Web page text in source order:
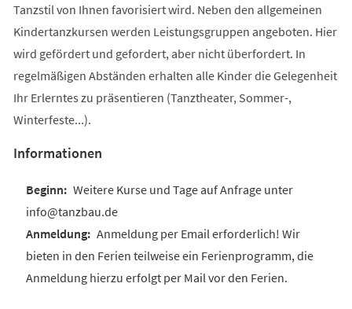
Tanzstil von Ihnen favorisiert wird. Neben den allgemeinen
Kindertanzkursen werden Leistungsgruppen angeboten. Hier
wird gefördert und gefordert, aber nicht überfordert. In
regelmäßigen Abständen erhalten alle Kinder die Gelegenheit
Ihr Erlerntes zu präsentieren (Tanztheater, Sommer-,
Winterfeste...).
Informationen
Weitere Kurse und Tage auf Anfrage unter
info@tanzbau.de
Anmeldung per Email erforderlich! Wir
bieten in den Ferien teilweise ein Ferienprogramm, die
Anmeldung hierzu erfolgt per Mail vor den Ferien.